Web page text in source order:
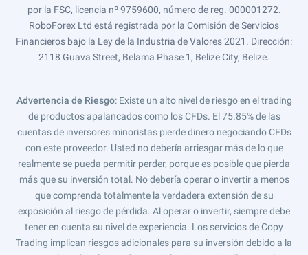
por la FSC, licencia nº 9759600, número de reg. 000001272.
RoboForex Ltd está registrada por la Comisión de Servicios
Financieros bajo la Ley de la Industria de Valores 2021. Dirección:
2118 Guava Street, Belama Phase 1, Belize City, Belize.
Advertencia de Riesgo: Existe un alto nivel de riesgo en el trading
de productos apalancados como los CFDs. El 75.85% de las
cuentas de inversores minoristas pierde dinero negociando CFDs
con este proveedor. Usted no debería arriesgar más de lo que
realmente se pueda permitir perder, porque es posible que pierda
más que su inversión total. No debería operar o invertir a menos
que comprenda totalmente la verdadera extensión de su
exposición al riesgo de pérdida. Al operar o invertir, siempre debe
tener en cuenta su nivel de experiencia. Los servicios de Copy
Trading implican riesgos adicionales para su inversión debido a la